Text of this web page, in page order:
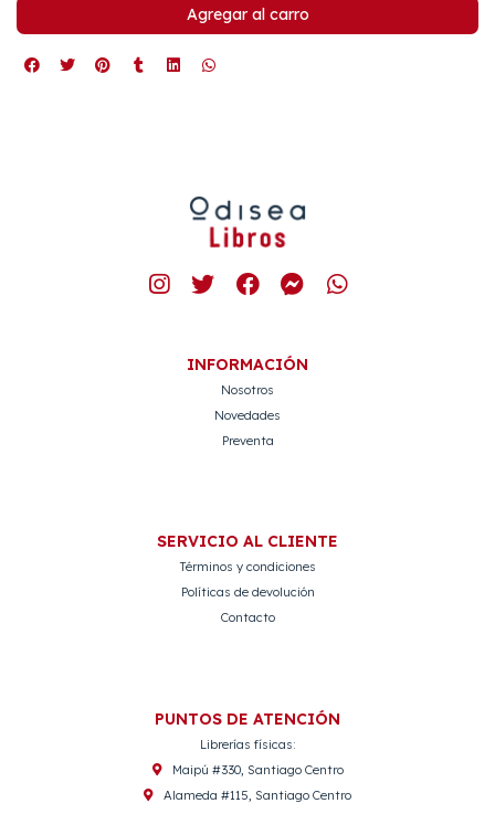
Agregar al carro
INFORMACIÓN
Nosotros
Novedades
Preventa
SERVICIO AL CLIENTE
Términos y condiciones
Políticas de devolución
Contacto
PUNTOS DE ATENCIÓN
Librerías físicas:
Maipú #330, Santiago Centro
Alameda #115, Santiago Centro